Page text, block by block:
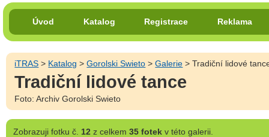
Úvod Katalog Registrace Reklama
iTRAS > Katalog >Gorolski Swieto >Galerie > Tradiční lidové
Tradiční lidové tance
Foto: Archiv Gorolski Swieto
Zobrazujifotku č. 12 z celkem 35 fotekv této galerii.